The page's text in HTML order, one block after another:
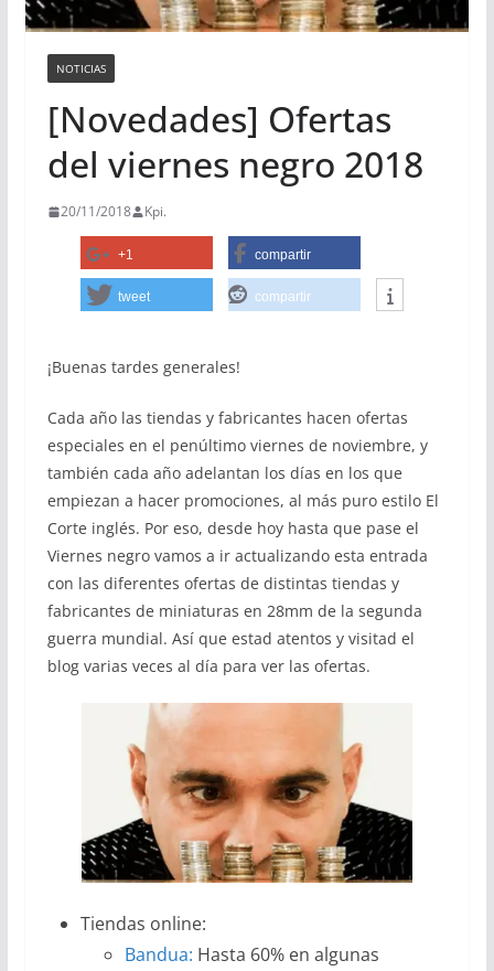
NOTICIAS
[Novedades] Ofertas
del viernes negro 2018
20/11/2018 Kpi.
+1 compartir
tweet compartir
¡Buenas tardes generales!
Cada año las tiendas y fabricantes hacen ofertas
especiales en el penúltimo viernes de noviembre, y
también cada año adelantan los días en los que
empiezan a hacer promociones, al más puro estilo El
Corte inglés. Por eso, desde hoy hasta que pase el
Viernes negro vamos a ir actualizando esta entrada
con las diferentes ofertas de distintas tiendas y
fabricantes de miniaturas en 28mm de la segunda
guerra mundial. Así que estad atentos y visitad el
blog varias veces al día para ver las ofertas.
Tiendas online:
Bandua: Hasta 60% en algunas